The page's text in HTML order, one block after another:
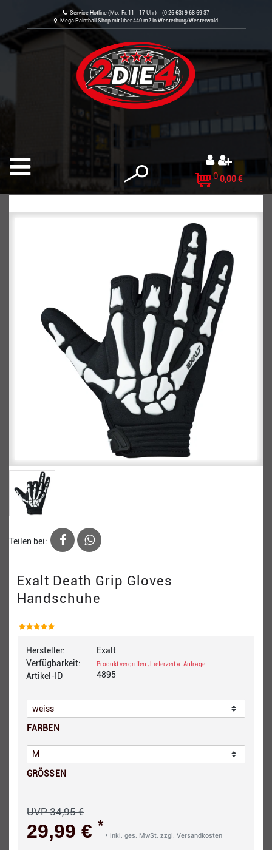
Service Hotline (Mo.-Fr. 11 - 17 Uhr) (0 26 63) 9 68 69 37
Mega Paintball Shop mit über 440 m2 in Westerburg/Westerwald
0 0,00 €
Teilen bei:
Exalt Death Grip Gloves
Handschuhe
Hersteller:
Verfügbarkeit:
Artikel-ID
Exalt
Produkt vergriffen , Lieferzeit a. Anfrage
4895
FARBEN
GRÖSSEN
UVP 34,95 €
29,99 € *
* inkl. ges. MwSt. zzgl. Versandkosten